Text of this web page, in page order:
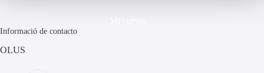
Informació de contacto
OLUS